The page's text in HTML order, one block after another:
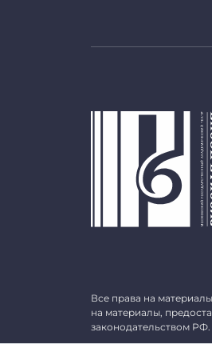
Все права на
на материалы,
законодательством